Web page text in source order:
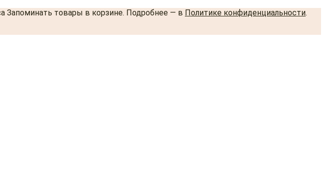
Запоминать товары в корзине. Подробнее — в Политике конфиденциальности.